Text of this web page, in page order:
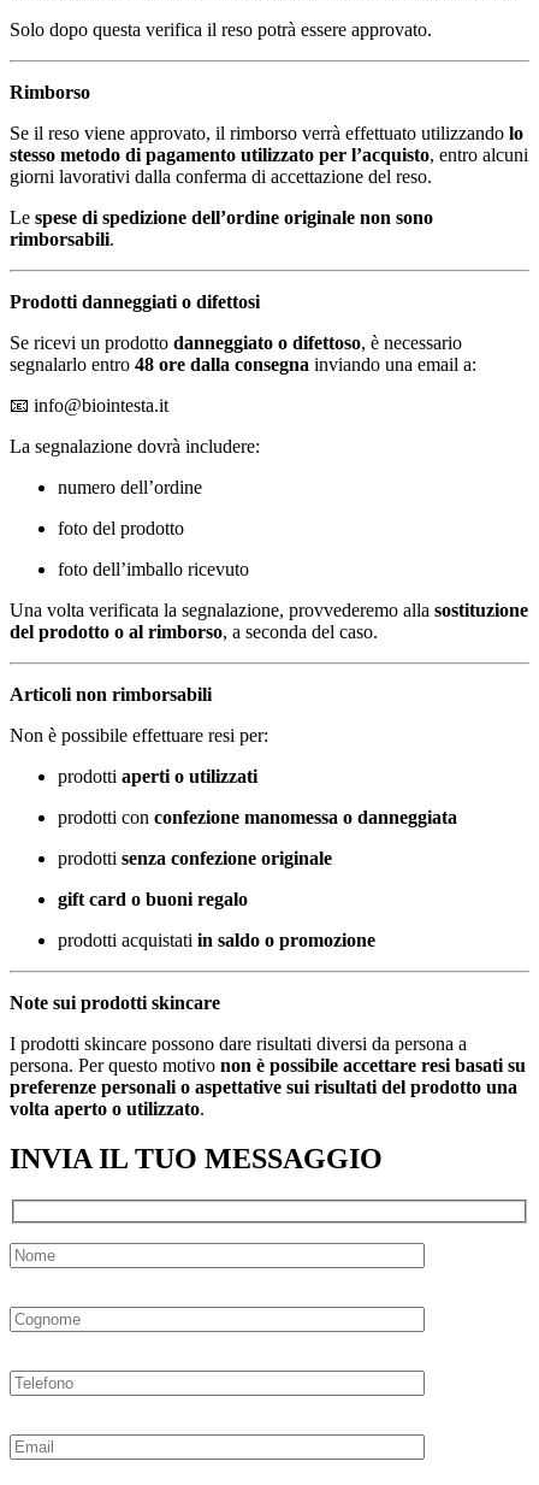
Solo dopo questa verifica il reso potrà essere approvato.
Rimborso
Se il reso viene approvato, il rimborso verrà effettuato utilizzando lo
stesso metodo di pagamento utilizzato per l’acquisto, entro alcuni
giorni lavorativi dalla conferma di accettazione del reso.
Le spese di spedizione dell’ordine originale non sono
rimborsabili.
Prodotti danneggiati o difettosi
Se ricevi un prodotto danneggiato o difettoso, è necessario
segnalarlo entro 48 ore dalla consegna inviando una email a:
📧 info@biointesta.it
La segnalazione dovrà includere:
numero dell’ordine
foto del prodotto
foto dell’imballo ricevuto
Una volta verificata la segnalazione, provvederemo alla sostituzione
del prodotto o al rimborso, a seconda del caso.
Articoli non rimborsabili
Non è possibile effettuare resi per:
prodotti aperti o utilizzati
prodotti con confezione manomessa o danneggiata
prodotti senza confezione originale
gift card o buoni regalo
prodotti acquistati in saldo o promozione
Note sui prodotti skincare
I prodotti skincare possono dare risultati diversi da persona a
persona. Per questo motivo non è possibile accettare resi basati su
preferenze personali o aspettative sui risultati del prodotto una
volta aperto o utilizzato.
INVIA IL TUO MESSAGGIO